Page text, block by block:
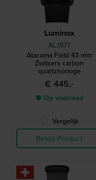
Luminox
XL.1977
Atacama Field 43 mm
Zwitsers carbon
quartzhorloge
€ 445,-
● Op voorraad
Vergelijk
Bekijk Product